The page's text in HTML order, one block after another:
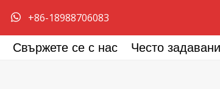
+86-18988706083
Свържете се с нас Често